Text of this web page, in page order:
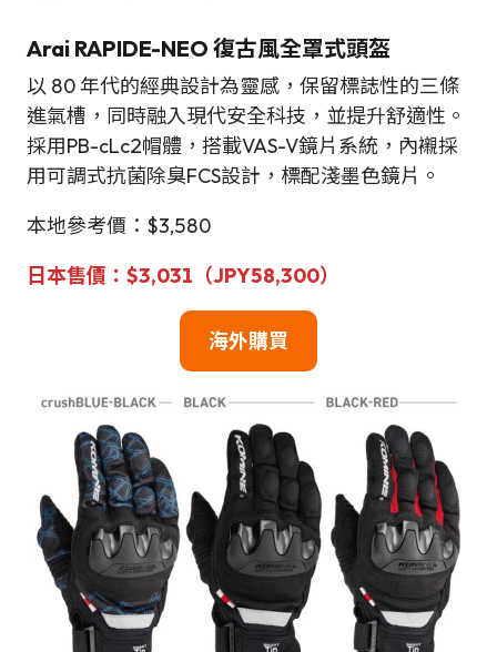
Arai RAPIDE-NEO 復古風全罩式頭盔
以 80 年代的經典設計為靈感，保留標誌性的三條
進氣槽，同時融入現代安全科技，並提升舒適性。
採用PB-cLc2帽體，搭載VAS-V鏡片系統，內襯採
用可調式抗菌除臭FCS設計，標配淺墨色鏡片。
本地參考價：$3,580
日本售價：$3,031（JPY58,300）
海外購買